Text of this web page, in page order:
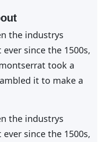
the industrys
since the 1500s,
took a
it to make a
the industrys
since the 1500s,